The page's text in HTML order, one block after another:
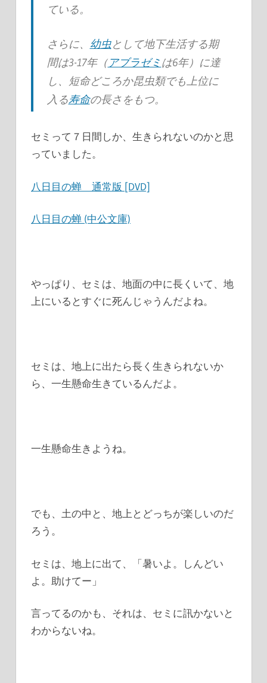
ている。
さらに、 幼虫として地下生活する期
間は3-17年（アブラゼミは6年）に達
し、短命どころか昆虫類でも上位に
入る寿命の長さをもつ。
セミって７日間しか、生きられないのかと思
っていました。
八日目の蝉 通常版 [DVD]
八日目の蝉 (中公文庫)
やっぱり、セミは、地面の中に長くいて、地
上にいるとすぐに死んじゃうんだよね。
セミは、地上に出たら長く生きられないか
ら、一生懸命生きているんだよ。
一生懸命生きようね。
でも、土の中と、地上とどっちが楽しいのだ
ろう。
セミは、地上に出て、「暑いよ。しんどい
よ。助けてー」
言ってるのかも、それは、セミに訊かないと
わからないね。